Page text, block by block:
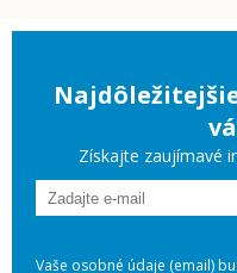
Získajte zaujímavé
Vaše osobné údaje (email)